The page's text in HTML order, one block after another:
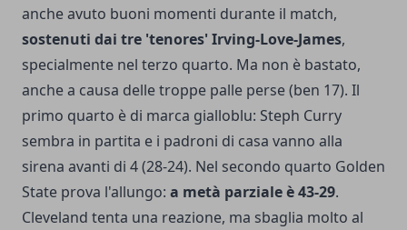
anche avuto buoni momenti durante il match,
sostenuti dai tre 'tenores' Irving-Love-James,
specialmente nel terzo quarto. Ma non è bastato,
anche a causa delle troppe palle perse (ben 17). Il
primo quarto è di marca gialloblu: Steph Curry
sembra in partita e i padroni di casa vanno alla
sirena avanti di 4 (28-24). Nel secondo quarto Golden
State prova l'allungo: a metà parziale è 43-29.
Cleveland tenta una reazione, ma sbaglia molto al